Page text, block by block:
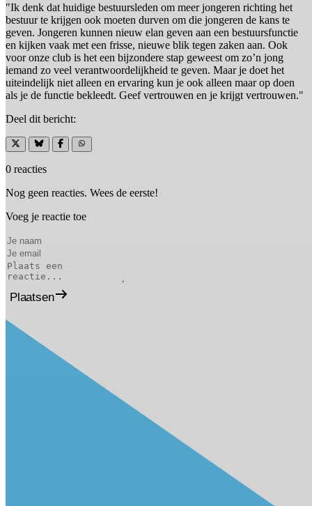
"Ik denk dat huidige bestuursleden om meer jongeren richting het
bestuur te krijgen ook moeten durven om die jongeren de kans te
geven. Jongeren kunnen nieuw elan geven aan een bestuursfunctie
en kijken vaak met een frisse, nieuwe blik tegen zaken aan. Ook
voor onze club is het een bijzondere stap geweest om zo’n jong
iemand zo veel verantwoordelijkheid te geven. Maar je doet het
uiteindelijk niet alleen en ervaring kun je ook alleen maar op doen
als je de functie bekleedt. Geef vertrouwen en je krijgt vertrouwen."
Deel dit bericht:
0 reacties
Nog geen reacties. Wees de eerste!
Voeg je reactie toe
Plaatsen